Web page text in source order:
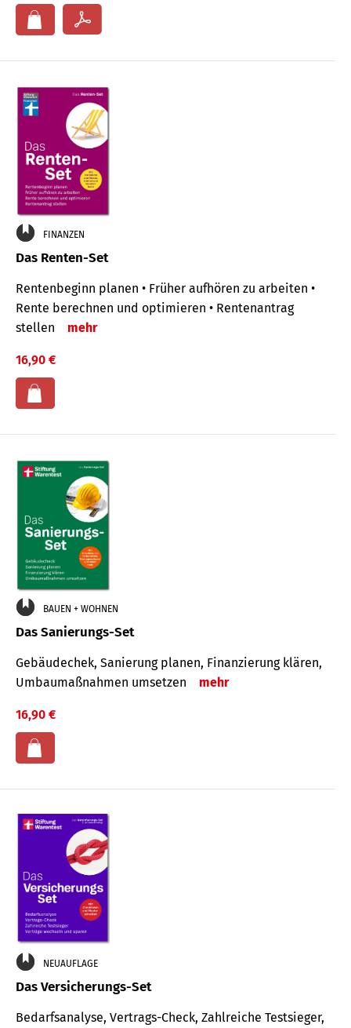
FINANZEN
Das Renten-Set
Rentenbeginn planen • Früher aufhören zu arbeiten •
Rente berechnen und optimieren • Rentenantrag
stellen
mehr
16,90 €
BAUEN + WOHNEN
Das Sanierungs-Set
Gebäudechek, Sanierung planen, Finanzierung klären,
Umbaumaßnahmen umsetzen
mehr
16,90 €
NEUAUFLAGE
Das Versicherungs-Set
Bedarfsanalyse, Vertrags-Check, Zahlreiche Testsieger,